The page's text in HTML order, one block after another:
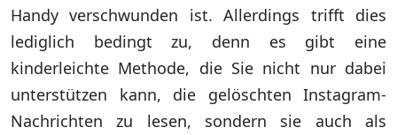
Handy verschwunden ist. Allerdings trifft dies
lediglich bedingt zu, denn es gibt eine
kinderleichte Methode, die Sie nicht nur dabei
unterstützen kann, die gelöschten Instagram-
Nachrichten zu lesen, sondern sie auch als